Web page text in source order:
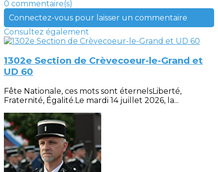
0 commentaire(s)
Connectez-vous pour laisser un commentaire
Consultez également
1302e Section de Crèvecoeur-le-Grand et
UD 60
Fête Nationale, ces mots sont éternelsLiberté,
Fraternité, Égalité.Le mardi 14 juillet 2026, la...